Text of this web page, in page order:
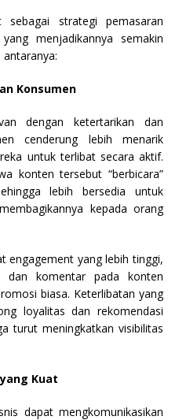
sebagai strategi pemasaran
menjadikannya semakin
Konsumen
dengan ketertarikan dan
cenderung lebih menarik
untuk terlibat secara aktif.
konten tersebut “berbicara”
lebih bersedia untuk
kepada orang
engagement yang lebih tinggi,
dan komentar pada konten
biasa. Keterlibatan yang
loyalitas dan rekomendasi
turut meningkatkan visibilitas
Kuat
dapat mengkomunikasikan